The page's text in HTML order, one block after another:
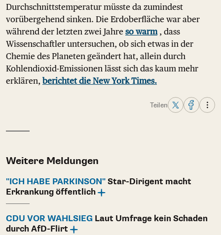
Durchschnittstemperatur müsste da zumindest
vorübergehend sinken. Die Erdoberfläche war aber
während der letzten zwei Jahre so warm, dass
Wissenschaftler untersuchen, ob sich etwas in der
Chemie des Planeten geändert hat, allein durch
Kohlendioxid-Emissionen lässt sich das kaum mehr
erklären, berichtet die New York Times.
Teilen
Weitere Meldungen
"ICH HABE PARKINSON" Star-Dirigent macht
Erkrankung öffentlich
CDU VOR WAHLSIEG Laut Umfrage kein Schaden
durch AfD-Flirt